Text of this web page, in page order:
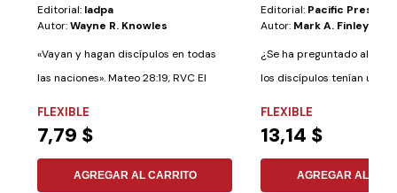
Editorial: Iadpa
Autor:Wayne R. Knowles
«Vayan y hagan discípulos en todas
las naciones». Mateo 28:19, RVC El
FLEXIBLE
7,79 $
AGREGAR AL CARRITO
Editorial: Pacific Press
Autor: Mark A. Finley
¿Se ha preguntado
los discípulos tenían una
FLEXIBLE
13,14 $
AGREGAR AL